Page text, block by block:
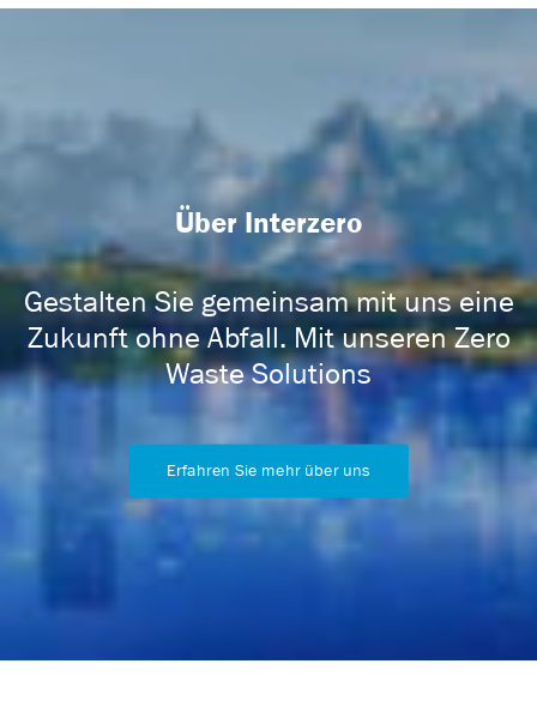
Über Interzero
Gestalten Sie gemeinsam mit uns eine
Zukunft ohne Abfall. Mit unseren Zero
Waste Solutions
Erfahren Sie mehr über uns